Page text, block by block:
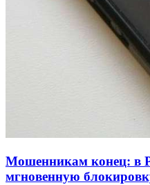
Фестиваль
11–13 сентября в
Мошенникам конец: в
мгновенную